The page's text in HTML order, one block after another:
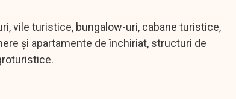
vile turistice, bungalow-uri, cabane turistice,
și apartamente de închiriat, structuri de